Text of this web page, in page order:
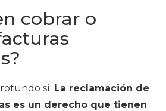
cobrar o
sí. La reclamación de
es un derecho que tienen